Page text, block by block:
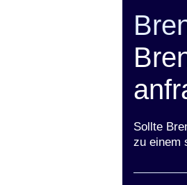
Sollte
zu einem